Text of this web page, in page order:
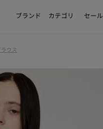
ブランド カテゴリ セール
ウス